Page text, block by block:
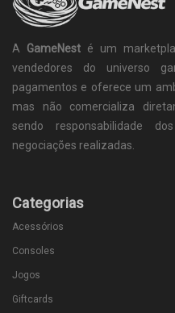
A GameNest é um
vendedores do universo
pagamentos e oferece um
mas não comercializa
sendo responsabilidade
negociações realizadas.
Categorias
Acessórios
Consoles
Jogos
Giftcards